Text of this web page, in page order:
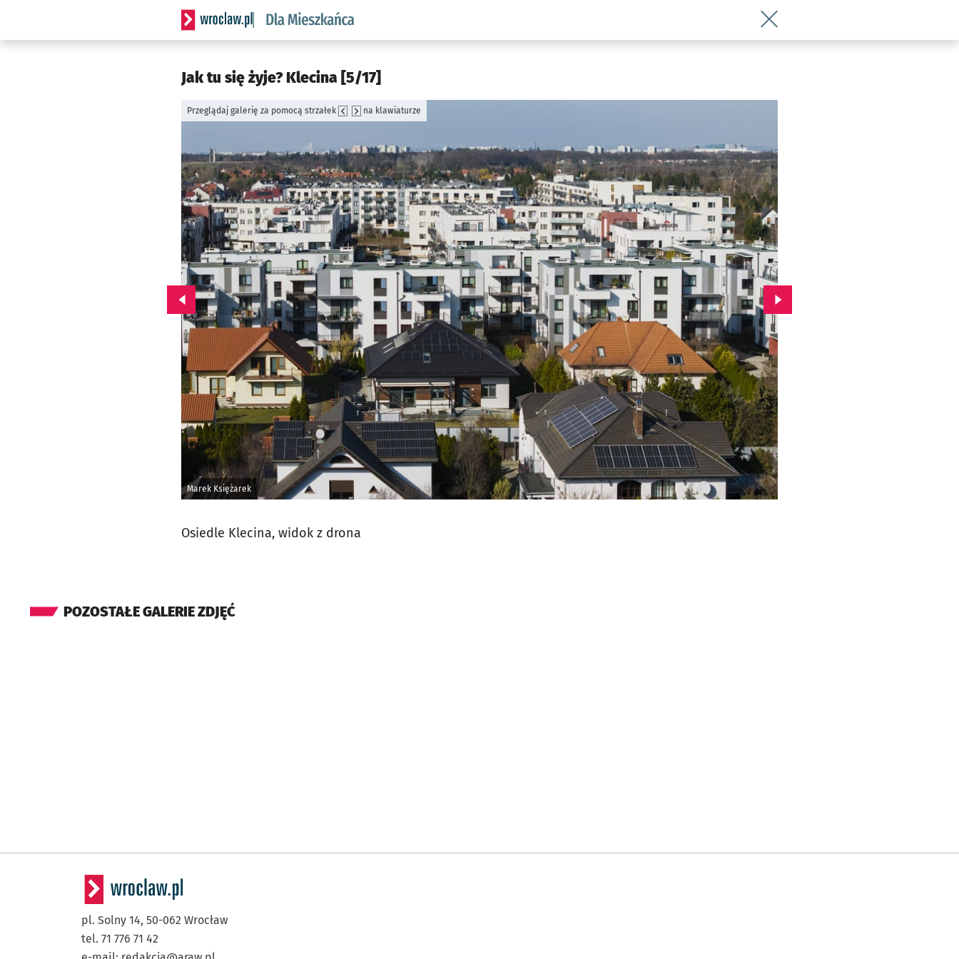
Serwis informacyjny wroclaw.pl podserwis: Dla mieszkańca
Wróć do artykułu Jak tu się żyje?
Jak tu się żyje? Klecina [5/17]
Marek Księżarek
Przeglądaj galerię za pomocą strzałek na klawiaturze
Przejdź do poprzedniego zdjęcia. Przejdź do kolejnego zdjęcia.
Osiedle Klecina, widok z drona
POZOSTAŁE GALERIE ZDJĘĆ
pl. Solny 14, 50-062 Wrocław
tel. 71 776 71 42